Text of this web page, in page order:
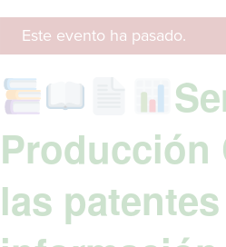
Este evento ha pasado.
Producción
las